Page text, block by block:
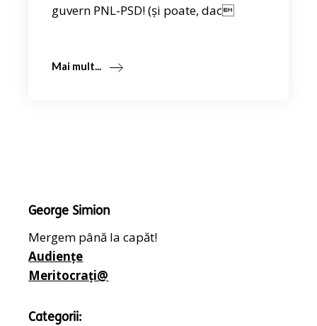
guvern PNL-PSD! (și poate, dac
Mai mult...
George Simion
Mergem până la capăt!
Audiențe
Meritocrați@
Categorii: